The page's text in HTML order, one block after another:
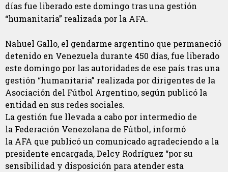
días fue liberado este domingo tras una gestión
“humanitaria” realizada por la AFA.
Nahuel Gallo, el gendarme argentino que permaneció
detenido en Venezuela durante 450 días, fue liberado
este domingo por las autoridades de ese país tras una
gestión “humanitaria” realizada por dirigentes de la
Asociación del Fútbol Argentino, según publicó la
entidad en sus redes sociales.
La gestión fue llevada a cabo por intermedio de
la Federación Venezolana de Fútbol, informó
la AFA que publicó un comunicado agradeciendo a la
presidente encargada, Delcy Rodríguez “por su
sensibilidad y disposición para atender esta